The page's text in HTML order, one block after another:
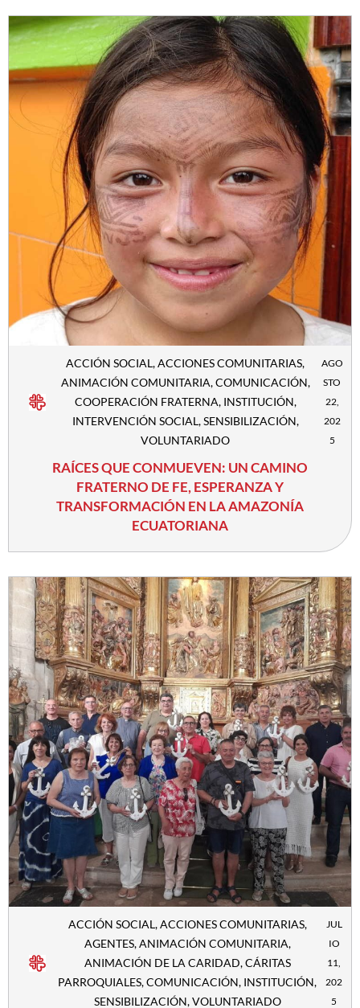
ACCIÓN SOCIAL,ACCIONES COMUNITARIAS,
ANIMACIÓN COMUNITARIA,COMUNICACIÓN,
COOPERACIÓN FRATERNA, INSTITUCIÓN,
INTERVENCIÓN SOCIAL,SENSIBILIZACIÓN,
VOLUNTARIADO
AGO
STO
22,
202
5
RAÍCES QUE CONMUEVEN: UN CAMINO
FRATERNO DE FE, ESPERANZA Y
TRANSFORMACIÓN EN LA AMAZONÍA
ECUATORIANA
ACCIÓN SOCIAL,ACCIONES COMUNITARIAS,
AGENTES,ANIMACIÓN COMUNITARIA,
ANIMACIÓN DE LA CARIDAD,CÁRITAS
PARROQUIALES,COMUNICACIÓN, INSTITUCIÓN,
SENSIBILIZACIÓN,VOLUNTARIADO
JUL
IO
11,
202
5